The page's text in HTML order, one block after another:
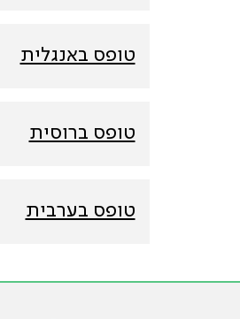
טופס באנגלית
טופס ברוסית
טופס בערבית